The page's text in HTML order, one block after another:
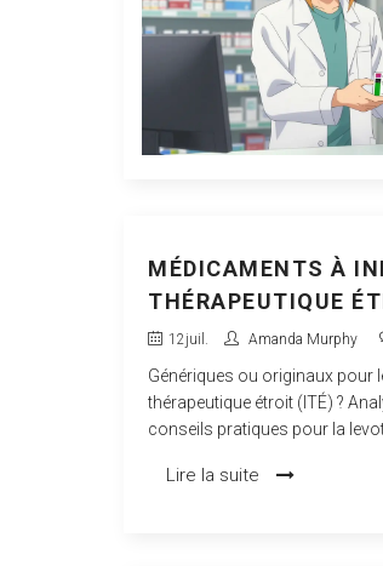
MÉDICAMENTS À
THÉRAPEUTIQUE
RESTER SUR
12juil. Amanda Murphy
Génériques ou originaux pour
thérapeutique étroit (ITÉ) ?
conseils pratiques pour la
Lire la suite